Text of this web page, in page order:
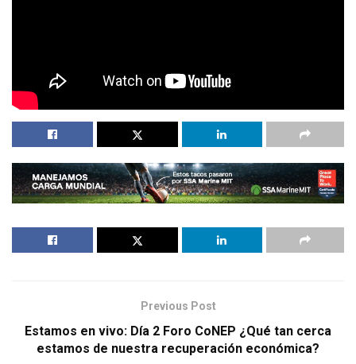
Previous Post
Estamos en vivo: Día 2 Foro CoNEP ¿Qué tan cerca
estamos de nuestra recuperación económica?